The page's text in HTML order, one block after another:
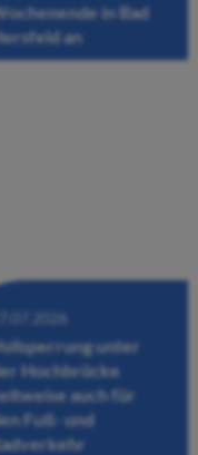
in Bad
an
27.07.2026
unter
Hochbrücke
auch für
Fuß- und